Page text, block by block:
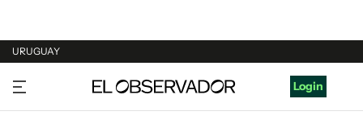
URUGUAY
URUGUAY
ARGENTINA
Login